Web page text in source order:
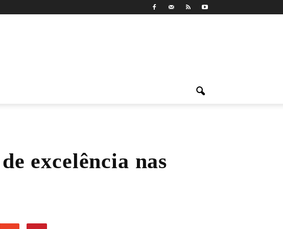
excelência nas